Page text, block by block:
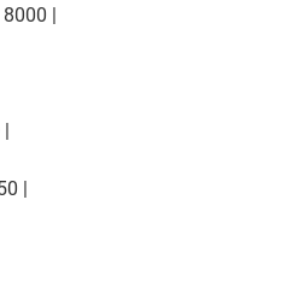
|
|